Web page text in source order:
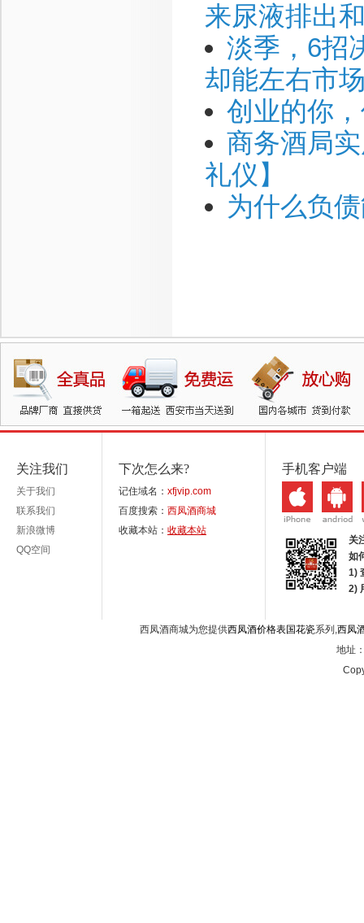
来尿液排出
淡季，6招
却能左右市
创业的你
商务酒局
礼仪】
为什么负
关注我们
关于我们
联系我们
新浪微博
QQ空间
下次怎么来?
记住域名： xfjvip.com
百度搜索： 西凤酒商城
收藏本站： 收藏本站
手机客户端
关
如
1)
2)
西凤酒商城为您提供西凤酒价格表国花瓷系列,西凤
地址